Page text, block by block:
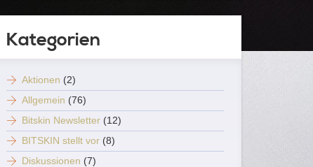
Kategorien
Aktionen (2)
Allgemein (76)
Bitskin Newsletter (12)
BITSKIN stellt vor (8)
Diskussionen (7)